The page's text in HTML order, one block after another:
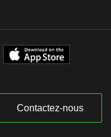
Contactez-nous